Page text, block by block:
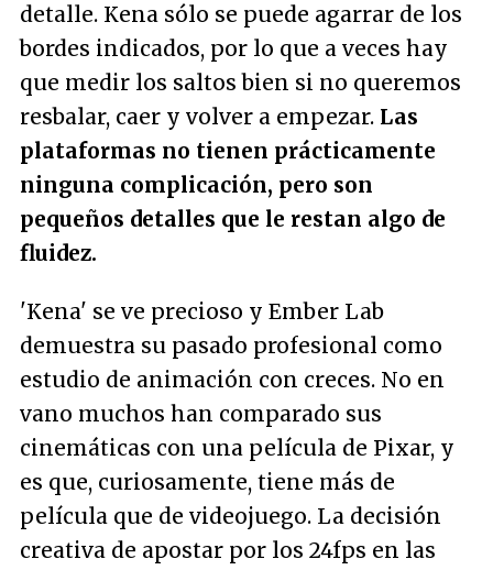
detalle. Kena sólo se puede agarrar de los
bordes indicados, por lo que a veces hay
que medir los saltos bien si no queremos
resbalar, caer y volver a empezar. Las
plataformas no tienen prácticamente
ninguna complicación, pero son
pequeños detalles que le restan algo de
fluidez.
'Kena' se ve precioso y Ember Lab
demuestra su pasado profesional como
estudio de animación con creces. No en
vano muchos han comparado sus
cinemáticas con una película de Pixar, y
es que, curiosamente, tiene más de
película que de videojuego. La decisión
creativa de apostar por los 24fps en las